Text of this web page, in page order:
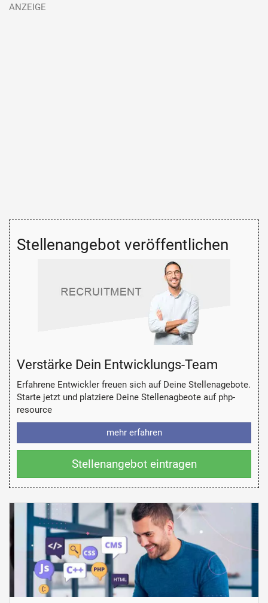
Stellenangebot veröffentlichen
Verstärke Dein Entwicklungs-Team
Erfahrene Entwickler freuen sich auf Deine Stellenagebote.
Starte jetzt und platziere Deine Stellenagbeote auf php-
resource
mehr erfahren
Stellenangebot eintragen